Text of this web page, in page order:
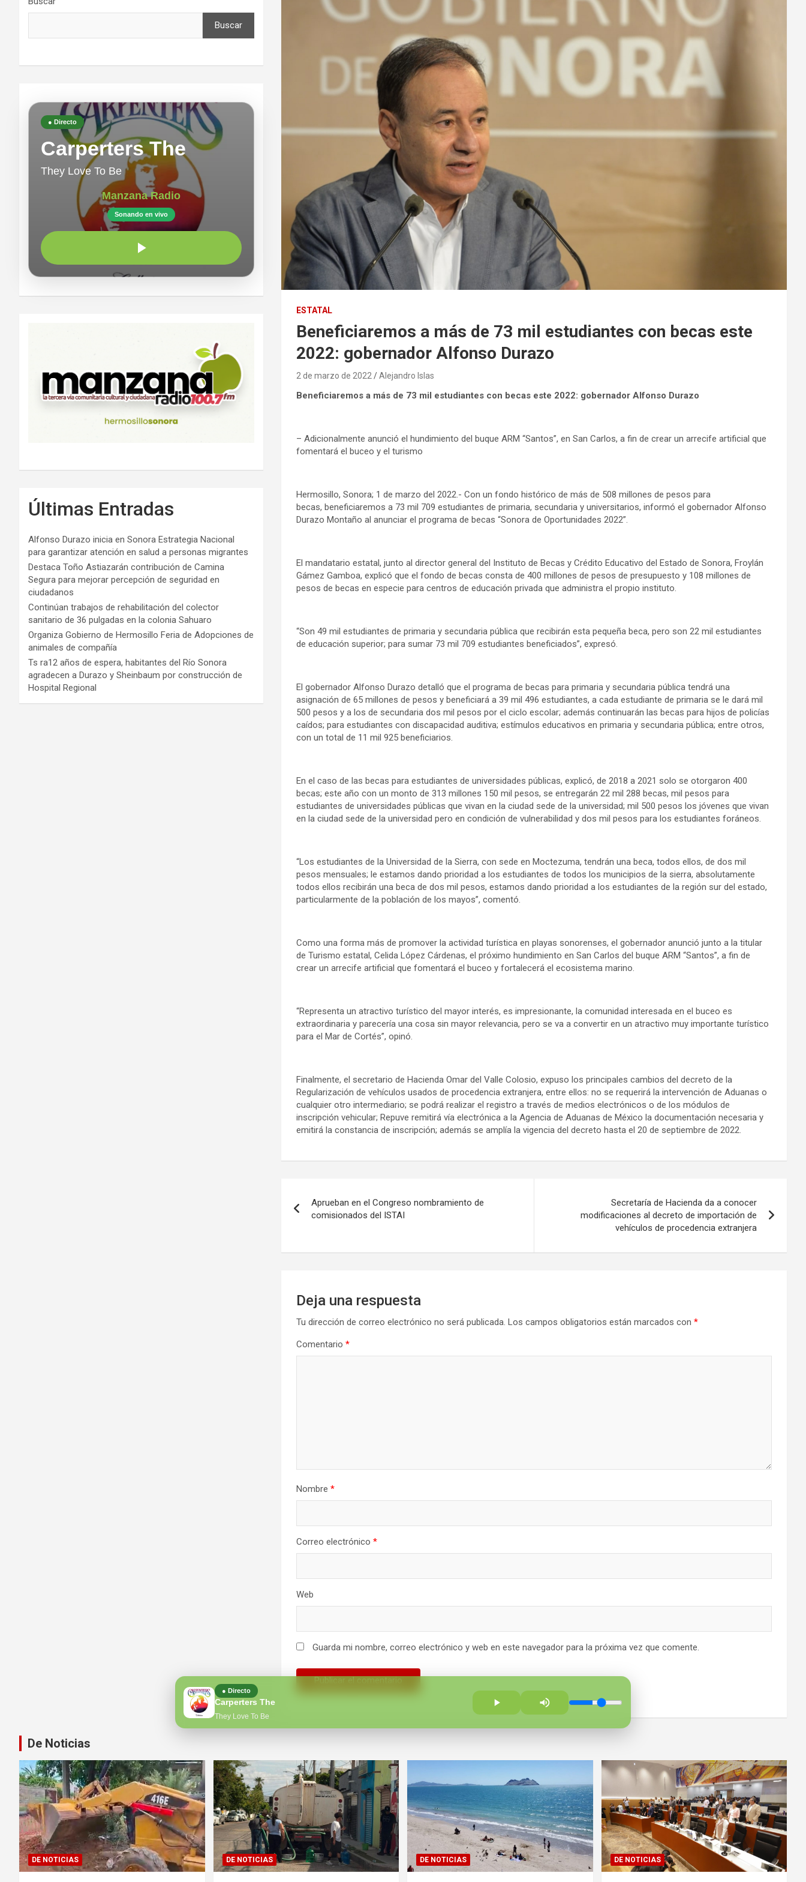
ESTATAL
Beneficiaremos a más de 73 mil estudiantes con becas este
2022: gobernador Alfonso Durazo
2 de marzo de 2022 Alejandro Islas
Beneficiaremos a más de 73 mil estudiantes con becas este 2022: gobernador Alfonso Durazo
– Adicionalmente anunció el hundimiento del buque ARM “Santos”, en San Carlos, a fin de crear un arrecife artificial que
fomentará el buceo y el turismo
Hermosillo, Sonora; 1 de marzo del 2022.- Con un fondo histórico de más de 508 millones de pesos para
becas, beneficiaremos a 73 mil 709 estudiantes de primaria, secundaria y universitarios, informó el gobernador Alfonso
Durazo Montaño al anunciar el programa de becas “Sonora de Oportunidades 2022”.
El mandatario estatal, junto al director general del Instituto de Becas y Crédito Educativo del Estado de Sonora, Froylán
Gámez Gamboa, explicó que el fondo de becas consta de 400 millones de pesos de presupuesto y 108 millones de
pesos de becas en especie para centros de educación privada que administra el propio instituto.
“Son 49 mil estudiantes de primaria y secundaria pública que recibirán esta pequeña beca, pero son 22 mil estudiantes
de educación superior; para sumar 73 mil 709 estudiantes beneficiados”, expresó.
El gobernador Alfonso Durazo detalló que el programa de becas para primaria y secundaria pública tendrá una
asignación de 65 millones de pesos y beneficiará a 39 mil 496 estudiantes, a cada estudiante de primaria se le dará mil
500 pesos y a los de secundaria dos mil pesos por el ciclo escolar; además continuarán las becas para hijos de policías
caídos; para estudiantes con discapacidad auditiva; estímulos educativos en primaria y secundaria pública; entre otros,
con un total de 11 mil 925 beneficiarios.
En el caso de las becas para estudiantes de universidades públicas, explicó, de 2018 a 2021 solo se otorgaron 400
becas; este año con un monto de 313 millones 150 mil pesos, se entregarán 22 mil 288 becas, mil pesos para
estudiantes de universidades públicas que vivan en la ciudad sede de la universidad; mil 500 pesos los jóvenes que vivan
en la ciudad sede de la universidad pero en condición de vulnerabilidad y dos mil pesos para los estudiantes foráneos.
“Los estudiantes de la Universidad de la Sierra, con sede en Moctezuma, tendrán una beca, todos ellos, de dos mil
pesos mensuales; le estamos dando prioridad a los estudiantes de todos los municipios de la sierra, absolutamente
todos ellos recibirán una beca de dos mil pesos, estamos dando prioridad a los estudiantes de la región sur del estado,
particularmente de la población de los mayos”, comentó.
Como una forma más de promover la actividad turística en playas sonorenses, el gobernador anunció junto a la titular
de Turismo estatal, Celida López Cárdenas, el próximo hundimiento en San Carlos del buque ARM “Santos”, a fin de
crear un arrecife artificial que fomentará el buceo y fortalecerá el ecosistema marino.
“Representa un atractivo turístico del mayor interés, es impresionante, la comunidad interesada en el buceo es
extraordinaria y parecería una cosa sin mayor relevancia, pero se va a convertir en un atractivo muy importante turístico
para el Mar de Cortés”, opinó.
Finalmente, el secretario de Hacienda Omar del Valle Colosio, expuso los principales cambios del decreto de la
Regularización de vehículos usados de procedencia extranjera, entre ellos: no se requerirá la intervención de Aduanas o
cualquier otro intermediario; se podrá realizar el registro a través de medios electrónicos o de los módulos de
inscripción vehicular; Repuve remitirá vía electrónica a la Agencia de Aduanas de México la documentación necesaria y
emitirá la constancia de inscripción; además se amplía la vigencia del decreto hasta el 20 de septiembre de 2022.
de
Aprueban en el Congreso nombramiento de
comisionados del ISTAI
Secretaría de Hacienda da a conocer
modificaciones al decreto de importación de
vehículos de procedencia extranjera
Deja una respuesta
Tu dirección de correo electrónico no será publicada. Los campos obligatorios están marcados con *
Comentario *
Nombre *
Correo electrónico *
Web
Guarda mi nombre, correo electrónico y web en este navegador para la próxima vez que comente.
Buscar
● Directo
Carperters The
They Love To Be
Manzana Radio
Sonando en vivo
● Directo
Carperters The
They Love To Be
Últimas Entradas
Alfonso Durazo inicia en Sonora Estrategia Nacional
para garantizar atención en salud a personas migrantes
Destaca Toño Astiazarán contribución de Camina
Segura para mejorar percepción de seguridad en
ciudadanos
Continúan trabajos de rehabilitación del colector
sanitario de 36 pulgadas en la colonia Sahuaro
Organiza Gobierno de Hermosillo Feria de Adopciones de
animales de compañía
Ts ra12 años de espera, habitantes del Río Sonora
agradecen a Durazo y Sheinbaum por construcción de
Hospital Regional
De Noticias
DE NOTICIAS DE NOTICIAS DE NOTICIAS DE NOTICIAS